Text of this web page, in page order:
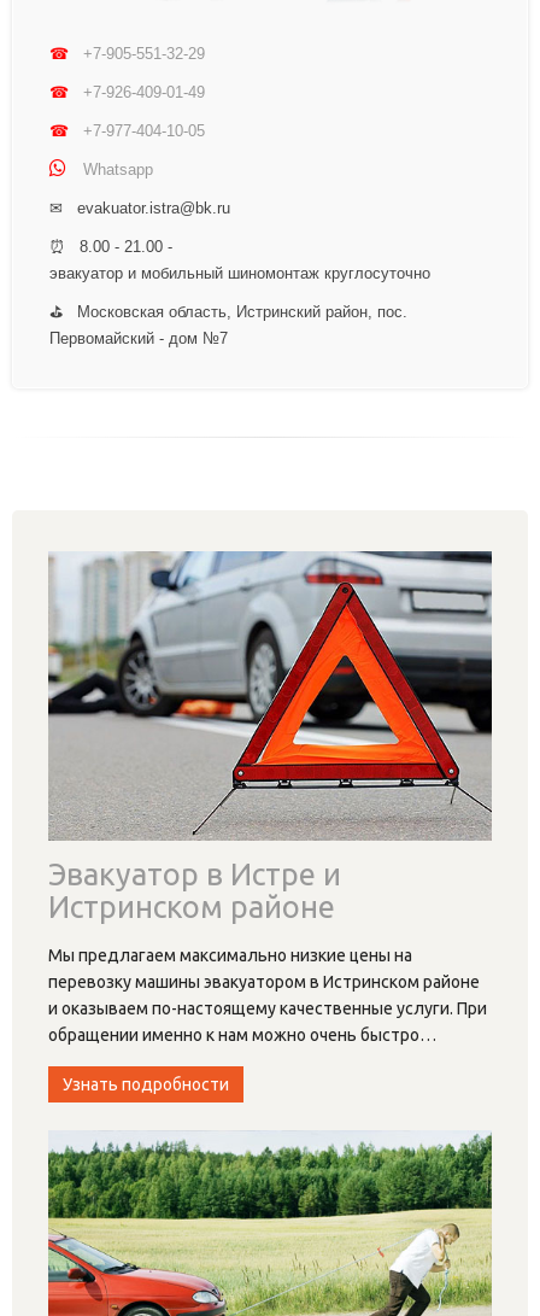
☎ +7-905-551-32-29
☎ +7-926-409-01-49
☎ +7-977-404-10-05
Whatsapp
✉ evakuator.istra@bk.ru
⏰ 8.00 - 21.00 -
эвакуатор и мобильный шиномонтаж круглосуточно
⛳ Московская область, Истринский район, пос.
Первомайский - дом №7
Эвакуатор в Истре и
Истринском районе
Мы предлагаем максимально низкие цены на
перевозку машины эвакуатором в Истринском районе
и оказываем по-настоящему качественные услуги. При
обращении именно к нам можно очень быстро…
Узнать подробности